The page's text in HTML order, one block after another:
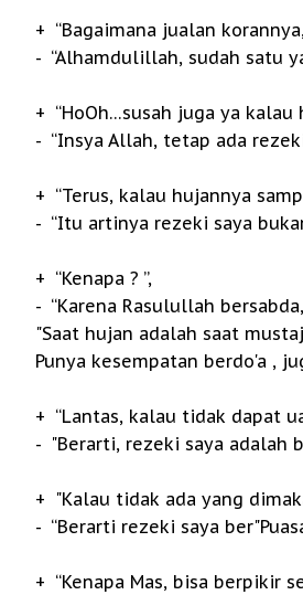
+ “Bagaimana jualan korannya,
- “Alhamdulillah, sudah satu
+ “HoOh…susah juga ya kalau
- “Insya Allah, tetap ada
+ “Terus, kalau hujannya
- “Itu artinya rezeki saya
+ “Kenapa ? ”,
- “Karena Rasulullah bersabda,
"Saat hujan adalah saat
Punya kesempatan berdo'a ,
+ “Lantas, kalau tidak dapat
- "Berarti, rezeki saya adalah
+ "Kalau tidak ada yang
- “Berarti rezeki saya
+ “Kenapa Mas, bisa berpikir